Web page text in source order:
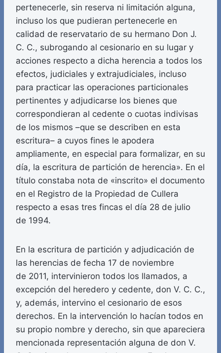
pertenecerle, sin reserva ni limitación alguna,
incluso los que pudieran pertenecerle en
calidad de reservatario de su hermano Don J.
C. C., subrogando al cesionario en su lugar y
acciones respecto a dicha herencia a todos los
efectos, judiciales y extrajudiciales, incluso
para practicar las operaciones particionales
pertinentes y adjudicarse los bienes que
correspondieran al cedente o cuotas indivisas
de los mismos –que se describen en esta
escritura– a cuyos fines le apodera
ampliamente, en especial para formalizar, en su
día, la escritura de partición de herencia». En el
título constaba nota de «inscrito» el documento
en el Registro de la Propiedad de Cullera
respecto a esas tres fincas el día 28 de julio
de 1994.
En la escritura de partición y adjudicación de
las herencias de fecha 17 de noviembre
de 2011, intervinieron todos los llamados, a
excepción del heredero y cedente, don V. C. C.,
y, además, intervino el cesionario de esos
derechos. En la intervención lo hacían todos en
su propio nombre y derecho, sin que apareciera
mencionada representación alguna de don V.